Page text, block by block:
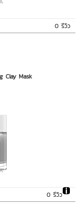
0 รีวิว
Clay Mask
0 รีวิว